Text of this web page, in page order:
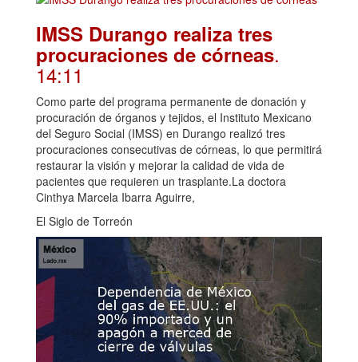
IMSS Durango realiza tres
procuraciones de córneas.
14:11
Como parte del programa permanente de donación y
procuración de órganos y tejidos, el Instituto Mexicano
del Seguro Social (IMSS) en Durango realizó tres
procuraciones consecutivas de córneas, lo que permitirá
restaurar la visión y mejorar la calidad de vida de
pacientes que requieren un trasplante.La doctora
Cinthya Marcela Ibarra Aguirre,
El Siglo de Torreón